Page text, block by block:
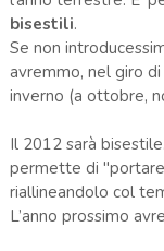
bisestili.
Se non
avremmo, nel giro di
inverno (a ottobre,
Il 2012 sarà
permette di
riallineandolo col
L’anno prossimo